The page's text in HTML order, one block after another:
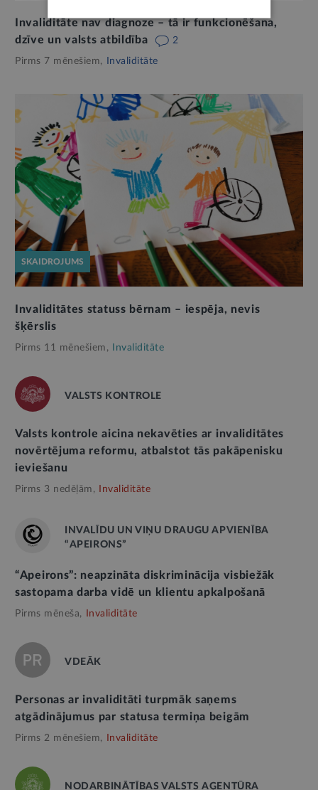
Invaliditāte nav diagnoze – tā ir funkcionēšana,
dzīve un valsts atbildība
2
Pirms 7 mēnešiem, Invaliditāte
SKAIDROJUMS
Invaliditātes statuss bērnam – iespēja, nevis
šķērslis
Pirms 11 mēnešiem, Invaliditāte
VALSTS KONTROLE
Valsts kontrole aicina nekavēties ar invaliditātes
novērtējuma reformu, atbalstot tās pakāpenisku
ieviešanu
Pirms 3 nedēļām, Invaliditāte
INVALĪDU UN VIŅU DRAUGU APVIENĪBA
“APEIRONS”
“Apeirons”: neapzināta diskriminācija visbiežāk
sastopama darba vidē un klientu apkalpošanā
Pirms mēneša, Invaliditāte
VDEĀK
Personas ar invaliditāti turpmāk saņems
atgādinājumus par statusa termiņa beigām
Pirms 2 mēnešiem, Invaliditāte
NODARBINĀTĪBAS VALSTS AĢENTŪRA